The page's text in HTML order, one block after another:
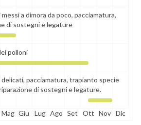
a dimora da poco, pacciamatura,
di sostegni e legature
polloni
pacciamatura, trapianto specie
di sostegni e legature.
Mag Giu Lug Ago Set Ott Nov Dic